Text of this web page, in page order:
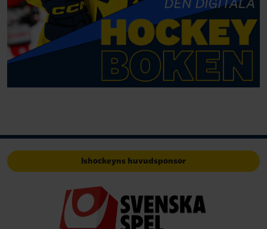
Ishockeyns huvudsponsor